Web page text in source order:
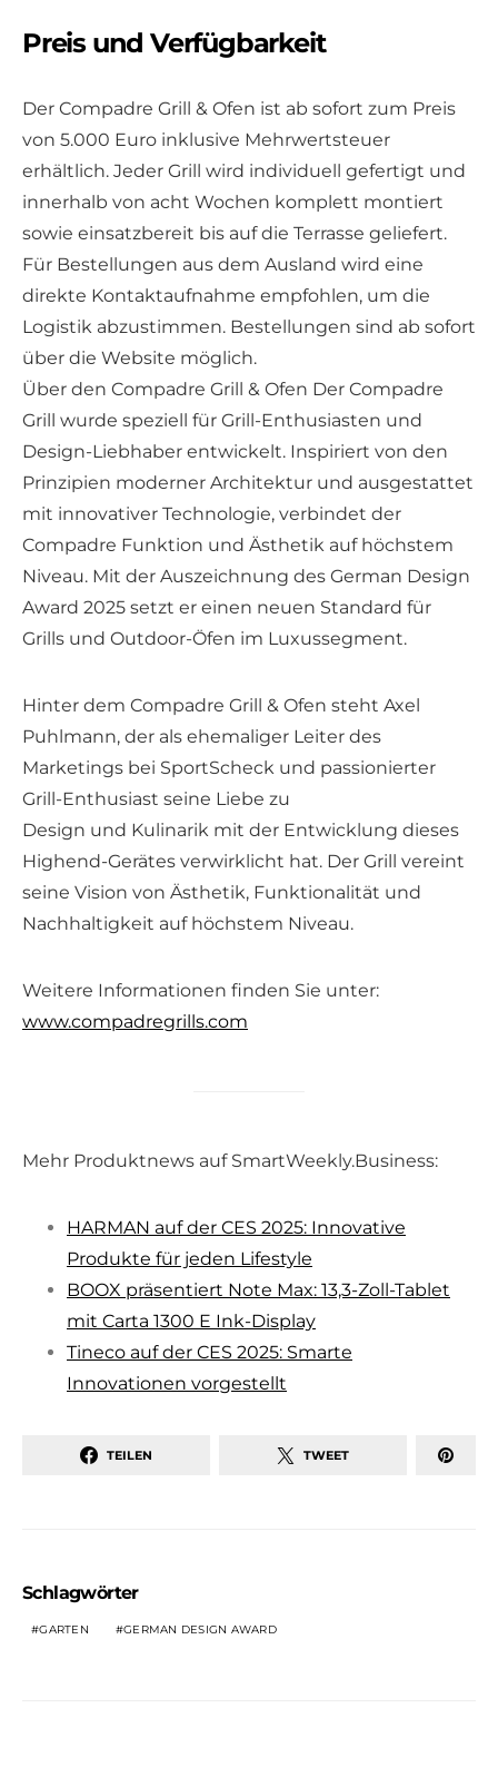
Preis und Verfügbarkeit
Der Compadre Grill & Ofen ist ab sofort zum Preis
von 5.000 Euro inklusive Mehrwertsteuer
erhältlich. Jeder Grill wird individuell gefertigt und
innerhalb von acht Wochen komplett montiert
sowie einsatzbereit bis auf die Terrasse geliefert.
Für Bestellungen aus dem Ausland wird eine
direkte Kontaktaufnahme empfohlen, um die
Logistik abzustimmen. Bestellungen sind ab sofort
über die Website möglich.
Über den Compadre Grill & Ofen Der Compadre
Grill wurde speziell für Grill-Enthusiasten und
Design-Liebhaber entwickelt. Inspiriert von den
Prinzipien moderner Architektur und ausgestattet
mit innovativer Technologie, verbindet der
Compadre Funktion und Ästhetik auf höchstem
Niveau. Mit der Auszeichnung des German Design
Award 2025 setzt er einen neuen Standard für
Grills und Outdoor-Öfen im Luxussegment.
Hinter dem Compadre Grill & Ofen steht Axel
Puhlmann, der als ehemaliger Leiter des
Marketings bei SportScheck und passionierter
Grill-Enthusiast seine Liebe zu
Design und Kulinarik mit der Entwicklung dieses
Highend-Gerätes verwirklicht hat. Der Grill vereint
seine Vision von Ästhetik, Funktionalität und
Nachhaltigkeit auf höchstem Niveau.
Weitere Informationen finden Sie unter:
www.compadregrills.com
Mehr Produktnews auf SmartWeekly.Business:
HARMAN auf der CES 2025: Innovative
Produkte für jeden Lifestyle
BOOX präsentiert Note Max: 13,3-Zoll-Tablet
mit Carta 1300 E Ink-Display
Tineco auf der CES 2025: Smarte
Innovationen vorgestellt
TEILEN TWEET
Schlagwörter
GARTEN GERMAN DESIGN AWARD